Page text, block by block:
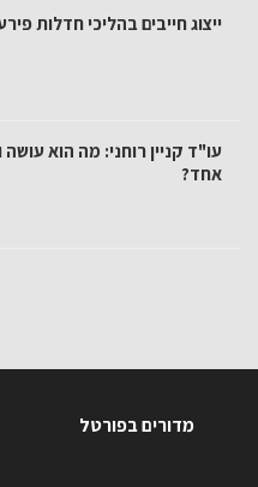
ייצוג חייבים בהליכי חדלות
עו"ד קניין רוחני: מה הוא עושה
אחד?
מדורים בפורטל